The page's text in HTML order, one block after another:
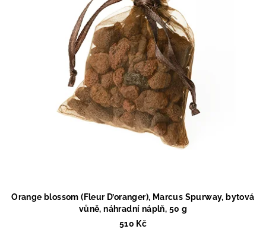
Orange blossom (Fleur D’oranger), Marcus Spurway, bytová
vůně, náhradní náplň, 50 g
510 Kč